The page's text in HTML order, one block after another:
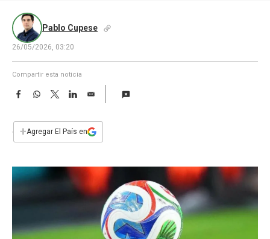
Pablo Cupese
26/05/2026, 03:20
Compartir esta noticia
F
e
b
k
W
s
p
T
w
t
L
n
E
i
l
+Agregar El País en